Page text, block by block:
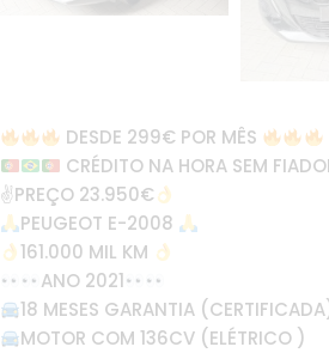
DESDE 299€ POR MÊS
CRÉDITO NA HORA SEM
✌PREÇO 23.950€
PEUGEOT E-2008
161.000 MIL KM
ANO 2021
18 MESES GARANTIA
MOTOR COM 136CV (ELÉTRICO )